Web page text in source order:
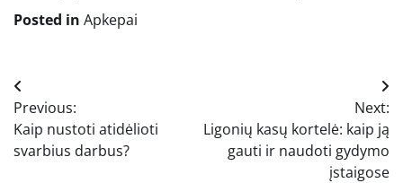
Posted in Apkepai
Navigacija
tarp
įrašų
Previous:
Kaip nustoti atidėlioti
svarbius darbus?
Next:
Ligonių kasų kortelė: kaip ją
gauti ir naudoti gydymo
įstaigose